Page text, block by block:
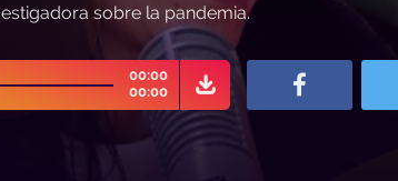
sobre la pandemia.
00:00
00:00